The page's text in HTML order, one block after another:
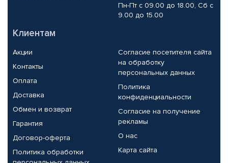
Пн-Пт с 09.00 до 18.00, Сб с
9.00 до 15.00
Клиентам
Акции
Контакты
Оплата
Доставка
Обмен и возврат
Гарантия
Договор-оферта
Политика обработки
Согласие посетителя сайта
на обработку
персональных данных
Политика
конфиденциальности
Согласие на получение
рекламы
О нас
Карта сайта